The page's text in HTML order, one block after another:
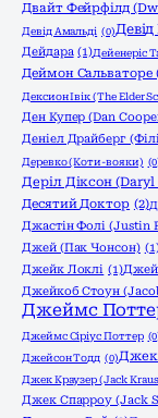
Двайт Фейрфілд
Девід Амальді (0)
Дейдара (1)Дейенеріс
Деймон Сальваторе
Дексион Івік (The Elder
Ден Купер (Dan
Деніел Драйберг
Деревко (Коти-вояки)
Деріл Діксон (Daryl
Десятий Доктор (2)
Джастін Фолі (Justin
Джей (Пак Чонсон)
Джейк Локлі (1)
Джейкоб Стоун
Джеймс
Джеймс Сіріус Поттер
Джейсон Тодд (0)Джек
Джек Краузер (Jack
Джек Спарроу (Jack